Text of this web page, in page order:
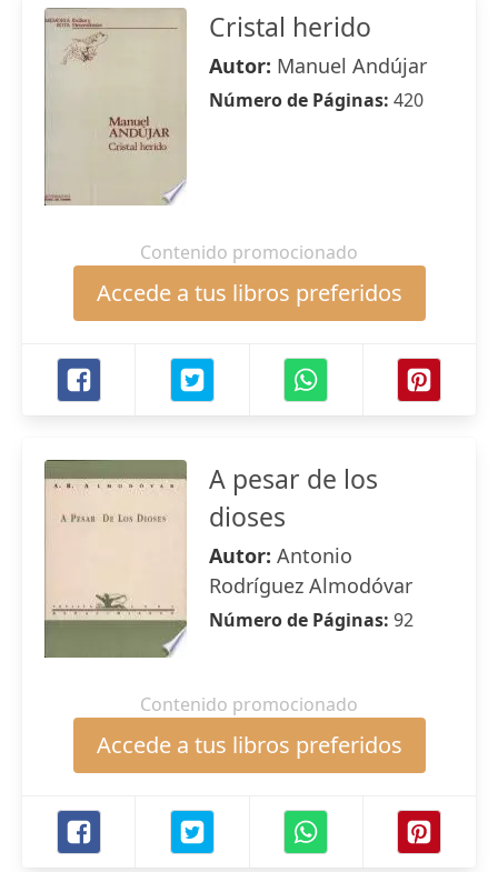
Cristal herido
Autor: Manuel Andújar
Número de Páginas: 420
Contenido promocionado
Accede a tus libros preferidos
A pesar de los
dioses
Autor: Antonio
Rodríguez Almodóvar
Número de Páginas: 92
Contenido promocionado
Accede a tus libros preferidos